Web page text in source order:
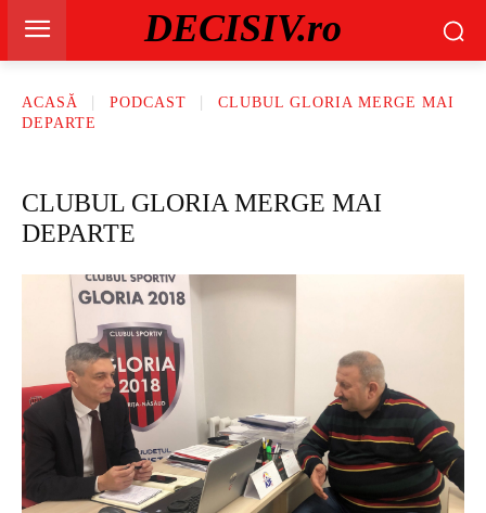
DECISIV.ro
ACASĂ PODCAST
CLUBUL GLORIA MERGE MAI
DEPARTE
CLUBUL GLORIA MERGE MAI
DEPARTE